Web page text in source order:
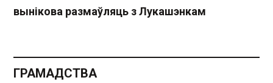
вынікова размаўляць з Лукашэнкам
ГРАМАДСТВА